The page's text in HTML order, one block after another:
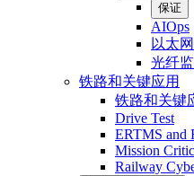
保证
AIOps
以太
光纤
铁路和关键应用
铁路和关键
Drive Test
ERTMS and
Mission
Railway